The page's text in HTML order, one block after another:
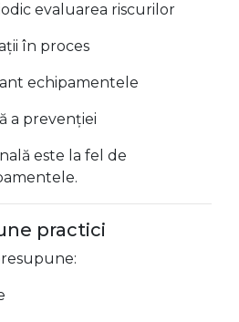
evaluarea riscurilor
în proces
echipamentele
a prevenției
este la fel de
practici